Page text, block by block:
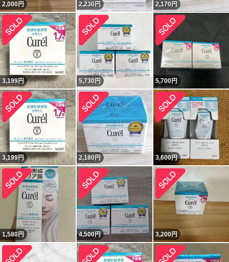
2,000円 2,230円 2,170円
3,199円 5,730円 5,700円
3,199円 2,180円 3,600円
1,580円 4,500円 3,200円